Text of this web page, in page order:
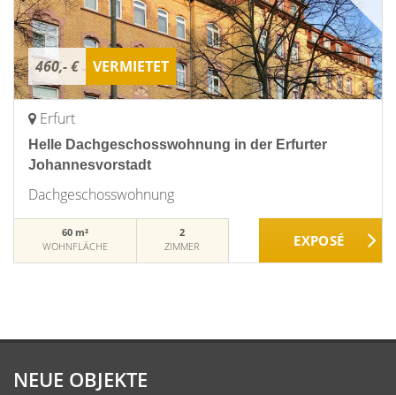
460,- € VERMIETET
Erfurt
Helle Dachgeschosswohnung in der Erfurter
Johannesvorstadt
Dachgeschosswohnung
60 m²
WOHNFLÄCHE
2
ZIMMER
NEUE OBJEKTE